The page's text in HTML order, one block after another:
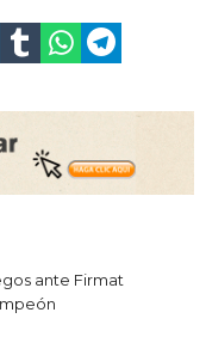
ante Firmat